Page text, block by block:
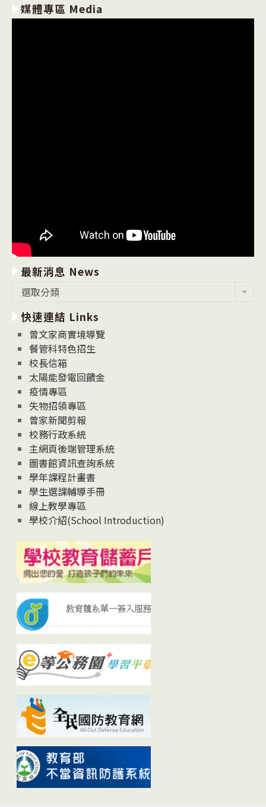
媒體專區 Media
最新消息 News
消
息
News
選取分類
快速連結 Links
曾文家商實境導覽
餐管科特色招生
校長信箱
太陽能發電回饋金
疫情專區
失物招領專區
曾家新聞剪報
校務行政系統
主網頁後端管理系統
圖書館資訊查詢系統
學年課程計畫書
學生選課輔導手冊
線上教學專區
學校介紹(School Introduction)